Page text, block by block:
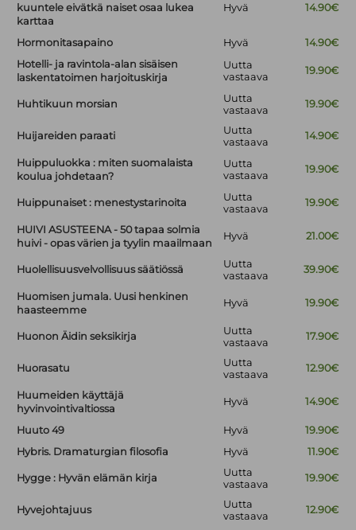
kuuntele eivätkä naiset osaa lukea
karttaa
Hyvä 14.90€
Hormonitasapaino Hyvä
14.90€
Hotelli- ja ravintola-alan sisäisen
laskentatoimen harjoituskirja
Uutta
vastaava
19.90€
Huhtikuun morsian
Uutta
vastaava
19.90€
Huijareiden paraati
Uutta
vastaava
14.90€
Huippuluokka : miten suomalaista
koulua johdetaan?
Uutta
vastaava
19.90€
Huippunaiset : menestystarinoita
Uutta
vastaava
19.90€
HUIVI ASUSTEENA - 50 tapaa solmia
huivi - opas värien ja tyylin maailmaan
Hyvä 21.00€
Huolellisuusvelvollisuus säätiössä
Uutta
vastaava
39.90€
Huomisen jumala. Uusi henkinen
haasteemme
Hyvä 19.90€
Huonon Äidin seksikirja
Uutta
vastaava
17.90€
Huorasatu
Uutta
vastaava
12.90€
Huumeiden käyttäjä
hyvinvointivaltiossa
Hyvä 14.90€
Huuto 49 Hyvä
19.90€
Hybris. Dramaturgian filosofia
Hyvä 11.90€
Hygge : Hyvän elämän kirja
Uutta
vastaava
19.90€
Hyvejohtajuus
Uutta
vastaava
12.90€